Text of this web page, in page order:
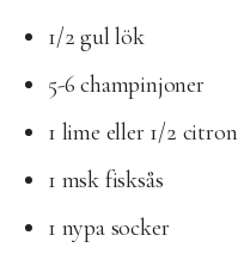
1/2 gul lök
5-6 champinjoner
1 lime eller 1/2 citron
1 msk fisksås
1 nypa socker